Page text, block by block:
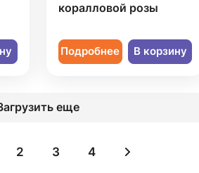
коралловой розы
Подробнее В корзину
еще
2 3 4